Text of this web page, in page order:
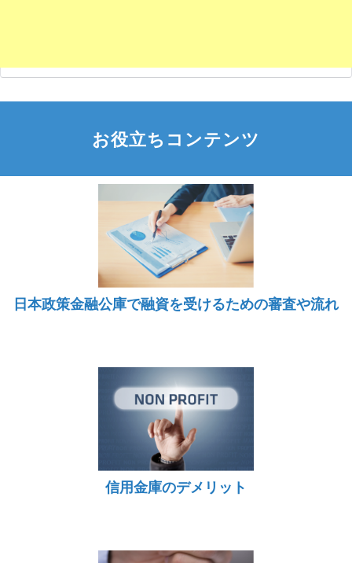
お役立ちコンテンツ
日本政策金融公庫で融資を受けるための審査や流れ
信用金庫のデメリット